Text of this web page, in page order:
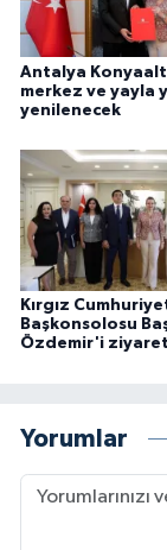
Antalya
merkez ve yayla
yenilenecek
Kırgız
Başkonsolosu
Özdemir'i
Yorumlar